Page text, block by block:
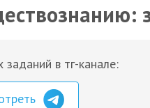
в тг-канале: